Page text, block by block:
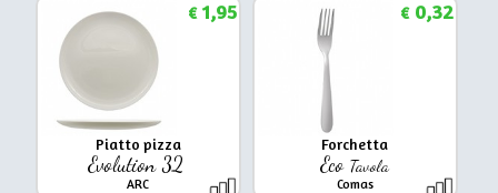
Piatto pizza
Evolution 32
ARC
€1,95
Forchetta
Eco Tavola
Comas
€0,32